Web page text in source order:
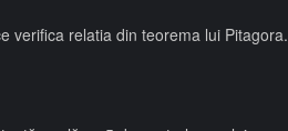
verifica relatia din teorema lui Pitagora.